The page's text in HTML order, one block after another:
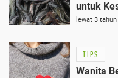
untuk
lewat 3
TIPS
Wanita